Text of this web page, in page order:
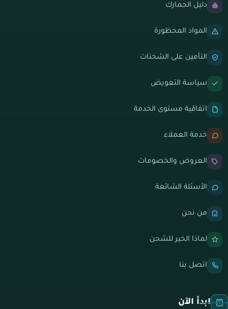
دليل الجمارك
المواد المحظورة
التأمين على الشحنات
سياسة التعويض
اتفاقية مستوى الخدمة
خدمة العملاء
العروض والخصومات
الأسئلة الشائعة
من نحن
لماذا الخير للشحن
اتصل بنا
ابدأ الآن